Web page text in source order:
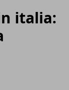
italia: